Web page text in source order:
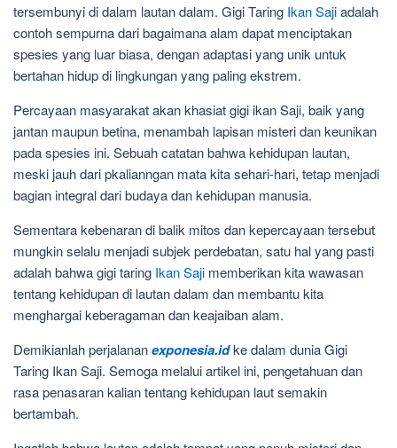
tersembunyi di dalam lautan dalam. Gigi Taring Ikan Sajiadalah
contoh sempurna dari bagaimana alam dapat menciptakan
spesies yang luar biasa, dengan adaptasi yang unik untuk
bertahan hidup di lingkungan yang paling ekstrem.
Percayaan masyarakat akan khasiat gigi ikan Saji, baik yang
jantan maupun betina, menambah lapisan misteri dan keunikan
pada spesies ini. Sebuah catatan bahwa kehidupan lautan,
meski jauh dari pkalianngan mata kita sehari-hari, tetap menjadi
bagian integral dari budaya dan kehidupan manusia.
Sementara kebenaran di balik mitos dan kepercayaan tersebut
mungkin selalu menjadi subjek perdebatan, satu hal yang pasti
adalah bahwa gigi taring Ikan Saji memberikan kita wawasan
tentang kehidupan di lautan dalam dan membantu kita
menghargai keberagaman dan keajaiban alam.
Demikianlah perjalananexponesia.idke dalam dunia Gigi
Taring Ikan Saji. Semoga melalui artikel ini, pengetahuan dan
rasa penasaran kalian tentang kehidupan laut semakin
bertambah.